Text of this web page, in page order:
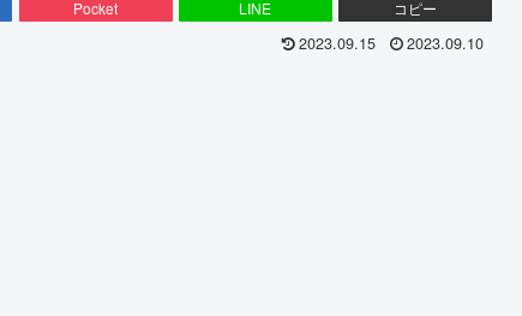
Pocket LINE コピー
2023.09.15 2023.09.10